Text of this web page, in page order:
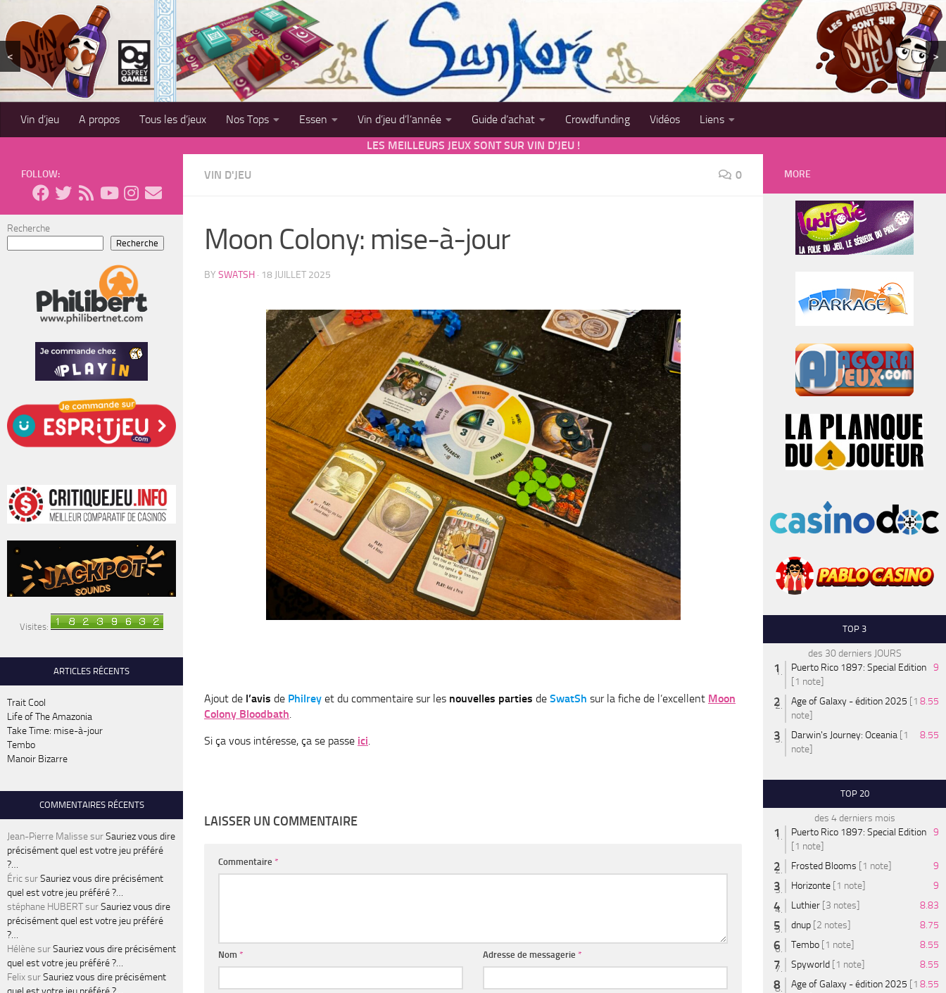
Skip to content
< >
Vin d’jeu A propos Tous les d’jeux Nos Tops Essen Vin d’jeu d’l’année Guide d’achat Crowdfunding Vidéos
Liens
LES MEILLEURS JEUX SONT SUR VIN D'JEU !
VIN D'JEU 0
Moon Colony: mise-à-jour
BY SWATSH · 18 JUILLET 2025
Ajout de l’avis de Philrey et du commentaire sur les nouvelles parties de SwatSh sur la fiche de l’excellent Moon
Colony Bloodbath
Si ça vous intéresse, ça se passe ici.
LAISSER UN COMMENTAIRE
Commentaire *
Nom * Adresse de messagerie*
FOLLOW:
Recherche
Recherche
Visites:
ARTICLES RÉCENTS
Trait Cool
Life of The Amazonia
Take Time: mise-à-jour
Tembo
Manoir Bizarre
COMMENTAIRES RÉCENTS
Jean-Pierre MalissesurSauriez vous dire
précisément quel est votre jeu préféré
?…
ÉricsurSauriez vous dire précisément
quel est votre jeu préféré ?…
stéphane HUBERTsurSauriez vous dire
précisément quel est votre jeu préféré
?…
HélènesurSauriez vous dire précisément
quel est votre jeu préféré ?…
FelixsurSauriez vous dire précisément
MORE
TOP 3
des 30 derniers JOURS
Puerto Rico 1897: Special Edition
[1 note]
9
Age of Galaxy - édition 2025 [1
note]
8.55
Darwin's Journey: Oceania [1
note]
8.55
TOP 20
des 4 derniers mois
Puerto Rico 1897: Special Edition
[1 note]
9
Frosted Blooms [1 note]
9
Horizonte [1 note]
9
Luthier [3 notes]
8.83
dnup [2 notes]
8.75
Tembo [1 note]
8.55
Spyworld [1 note]
8.55
Age of Galaxy - édition 2025 [1 8.55